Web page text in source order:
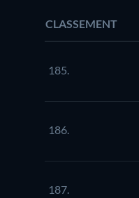
CLASSEMENT
185.
186.
187.